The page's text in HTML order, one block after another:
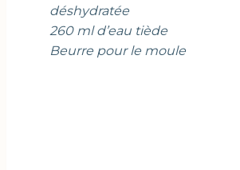
déshydratée
260 ml d’eau tiède
Beurre pour le moule